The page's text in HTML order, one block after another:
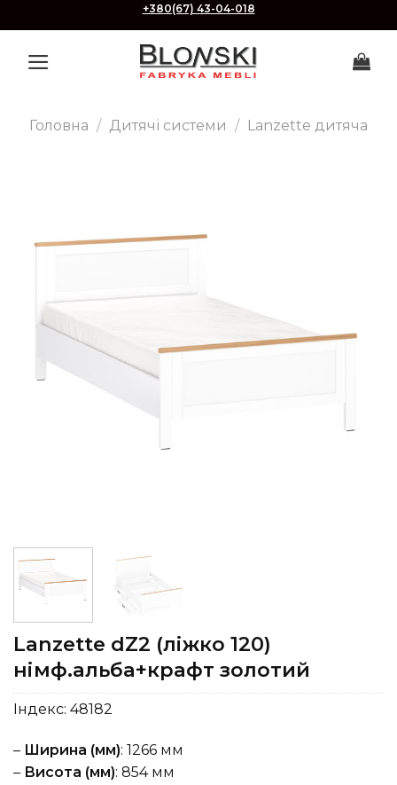
to
content
+380(67) 43-04-018
Головна / Дитячі системи / Lanzette дитяча
Lanzette dZ2 (ліжко 120)
німф.альба+крафт золотий
Індекс: 48182
– Ширина (мм): 1266 мм
– Висота (мм): 854 мм